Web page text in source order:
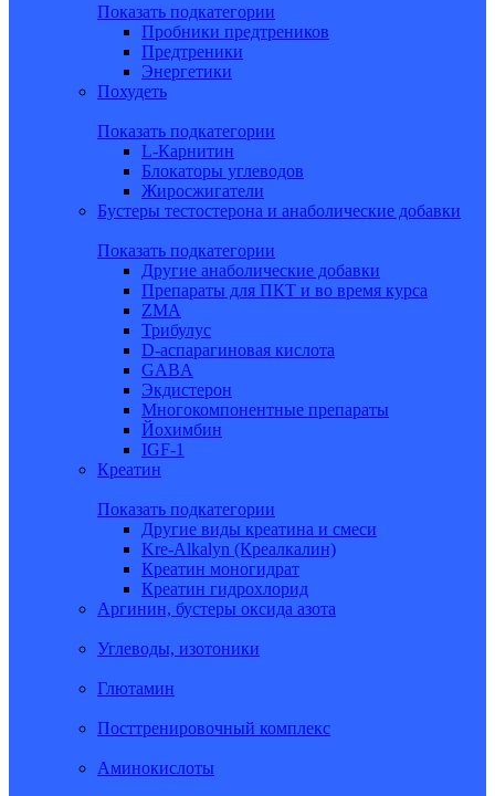
Показать подкатегории
Пробники предтреников
Предтреники
Энергетики
Похудеть
Показать подкатегории
L-Карнитин
Блокаторы углеводов
Жиросжигатели
Бустеры тестостерона и анаболические добавки
Показать подкатегории
Другие анаболические добавки
Препараты для ПКТ и во время курса
ZMA
Трибулус
D-аспарагиновая кислота
GABA
Экдистерон
Многокомпонентные препараты
Йохимбин
IGF-1
Креатин
Показать подкатегории
Другие виды креатина и смеси
Kre-Alkalyn (Креалкалин)
Креатин моногидрат
Креатин гидрохлорид
Аргинин, бустеры оксида азота
Углеводы, изотоники
Глютамин
Посттренировочный комплекс
Аминокислоты